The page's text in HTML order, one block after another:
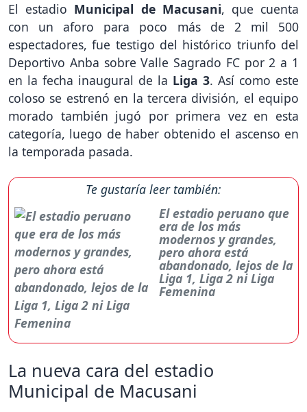
El estadio Municipal de Macusani, que cuenta
con un aforo para poco más de 2 mil 500
espectadores, fue testigo del histórico triunfo del
Deportivo Anba sobre Valle Sagrado FC por 2 a 1
en la fecha inaugural de la Liga 3. Así como este
coloso se estrenó en la tercera división, el equipo
morado también jugó por primera vez en esta
categoría, luego de haber obtenido el ascenso en
la temporada pasada.
Te gustaría leer también:
El estadio peruano que
era de los más
modernos y grandes,
pero ahora está
abandonado, lejos de la
Liga 1, Liga 2 ni Liga
Femenina
La nueva cara del estadio
Municipal de Macusani